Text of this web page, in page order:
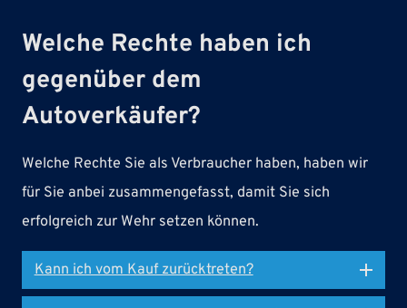
Welche Rechte haben ich
gegenüber dem
Autoverkäufer?
Welche Rechte Sie als Verbraucher haben, haben wir
für Sie anbei zusammengefasst, damit Sie sich
erfolgreich zur Wehr setzen können.
Kann ich vom Kauf zurücktreten?